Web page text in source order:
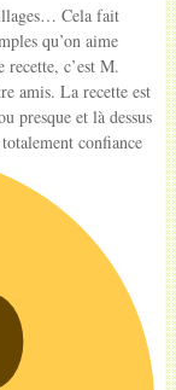
Cela fait
qu’on aime
recette, c’est M.
amis. La recette est
presque et là dessus
confiance